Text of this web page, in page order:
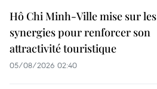
Hô Chi Minh-Ville mise sur les
synergies pour renforcer son
attractivité touristique
05/08/2026 02:40